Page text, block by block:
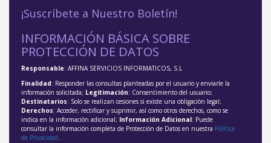
¡Suscríbete a Nuestro Boletín!
INFORMACIÓN BÁSICA SOBRE
PROTECCIÓN DE DATOS
Responsable: AFFINA SERVICIOS INFORMATICOS, S.L
Finalidad: Responder las consultas planteadas por el usuario y enviarle la
información solicitada; Legitimación: Consentimiento del usuario;
Destinatarios: Solo se realizan cesiones si existe una obligación legal;
Derechos: Acceder, rectificar y suprimir, así como otros derechos, como se
indica en la información adicional; Información Adicional: Puede
consultar la información completa de Protección de Datos en nuestra Política
de Privacidad.